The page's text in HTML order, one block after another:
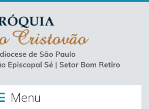
Menu